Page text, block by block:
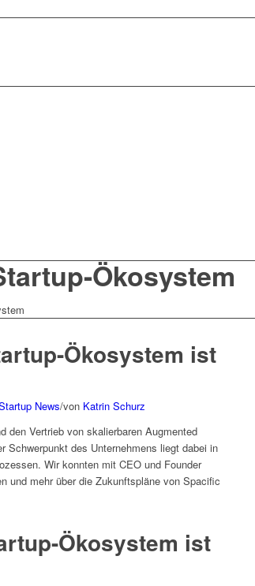
Ökosystem
Ökosystem ist
News/von Katrin Schurz
den Vertrieb von skalierbaren Augmented
Schwerpunkt des Unternehmens liegt dabei in
Wir konnten mit CEO und Founder
und mehr über die Zukunftspläne von Spacific
Ökosystem ist